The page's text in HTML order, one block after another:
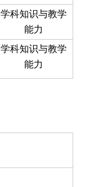
学科知识与教学
能力
学科知识与教学
能力